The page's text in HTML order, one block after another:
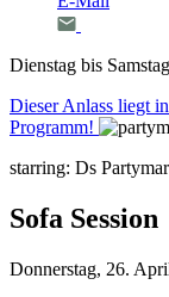
Dienstag bis
Dieser Anlass liegt
Programm!
starring: Ds
Sofa Session
Donnerstag, 26.